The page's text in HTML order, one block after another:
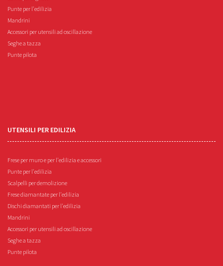
Punte per l'edilizia
Mandrini
Accessori per utensili ad oscillazione
Seghe a tazza
Punte pilota
UTENSILI PER EDILIZIA
Frese per muro e per l'edilizia e accessori
Punte per l'edilizia
Scalpelli per demolizione
Frese diamantate per l'edilizia
Dischi diamantati per l'edilizia
Mandrini
Accessori per utensili ad oscillazione
Seghe a tazza
Punte pilota